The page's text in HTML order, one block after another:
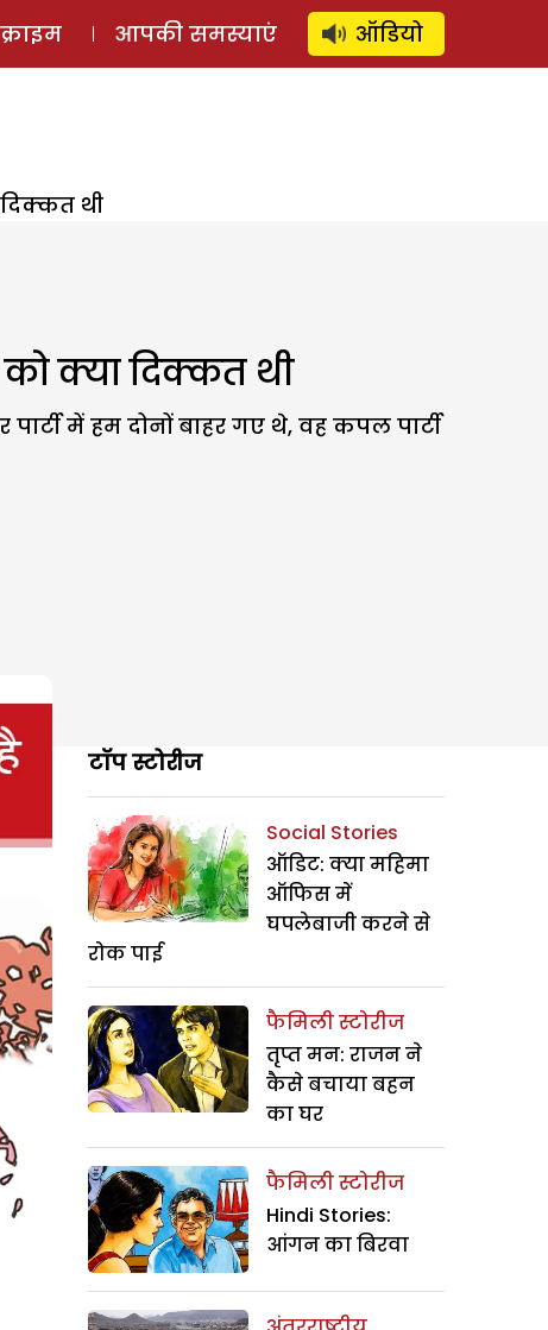
स्टोरी लॉग इन ⚲ SUBSCRIBE
क्राइम आपकी समस्याएं ऑडियो
थी
क्या दिक्कत थी
में हम दोनों बाहर गए थे, वह कपल पार्टी
टॉप स्टोरीज
Social Stories
ऑडिट: क्या महिमा
ऑफिस में
घपलेबाजी करने से
रोक पाई
फैमिली स्टोरीज
तृप्त मन: राजन ने
कैसे बचाया बहन
का घर
फैमिली स्टोरीज
Hindi Stories:
आंगन का बिरवा